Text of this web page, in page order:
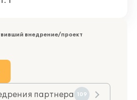
внедрение/проект
партнера 109